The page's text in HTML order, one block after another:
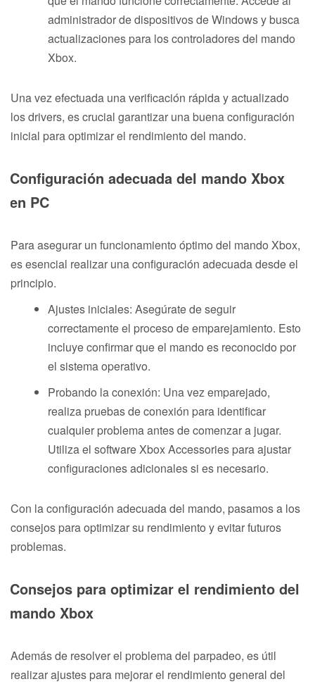
administrador de dispositivos de Windows y busca
actualizaciones para los controladores del mando
Xbox.
Una vez efectuada una verificación rápida y actualizado
los drivers, es crucial garantizar una buena configuración
inicial para optimizar el rendimiento del mando.
Configuración adecuada del mando Xbox
en PC
Para asegurar un funcionamiento óptimo del mando Xbox,
es esencial realizar una configuración adecuada desde el
principio.
Ajustes iniciales: Asegúrate de seguir
correctamente el proceso de emparejamiento. Esto
incluye confirmar que el mando es reconocido por
el sistema operativo.
Probando la conexión: Una vez emparejado,
realiza pruebas de conexión para identificar
cualquier problema antes de comenzar a jugar.
Utiliza el software Xbox Accessories para ajustar
configuraciones adicionales si es necesario.
Con la configuración adecuada del mando, pasamos a los
consejos para optimizar su rendimiento y evitar futuros
problemas.
Consejos para optimizar el rendimiento del
mando Xbox
Además de resolver el problema del parpadeo, es útil
realizar ajustes para mejorar el rendimiento general del